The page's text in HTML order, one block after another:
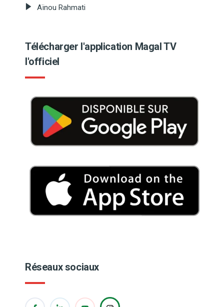
Aïnou Rahmati
Télécharger l'application Magal TV
l'officiel
Réseaux sociaux